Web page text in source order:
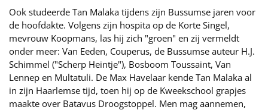
Ook studeerde Tan Malaka tijdens zijn Bussumse jaren voor
de hoofdakte. Volgens zijn hospita op de Korte Singel,
mevrouw Koopmans, las hij zich "groen" en zij vermeldt
onder meer: Van Eeden, Couperus, de Bussumse auteur H.J.
Schimmel ("Scherp Heintje"), Bosboom Toussaint, Van
Lennep en Multatuli. De Max Havelaar kende Tan Malaka al
in zijn Haarlemse tijd, toen hij op de Kweekschool grapjes
maakte over Batavus Droogstoppel. Men mag aannemen,